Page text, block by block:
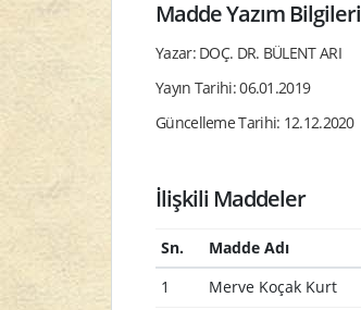
Madde Yazım Bilgileri
Yazar: DOÇ. DR. BÜLENT ARI
Yayın Tarihi: 06.01.2019
Güncelleme Tarihi: 12.12.2020
İlişkili Maddeler
Sn. Madde Adı
1
Merve Koçak Kurt